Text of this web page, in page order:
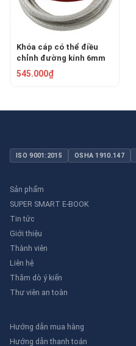
Khóa cáp có thể điều
chỉnh đường kính 6mm
PROLOCKEY CB01-6
545.000₫
ISO 9001:2015 OSHA 1910.147
Sản phẩm
SUPER SMART E-BOOK
Tin tức
Giới thiệu
Thành viên
Liên hệ
Thăm dò ý kiến
Thư viên an toàn
Hướng dẫn mua hàng
Hướng dẫn thanh toán